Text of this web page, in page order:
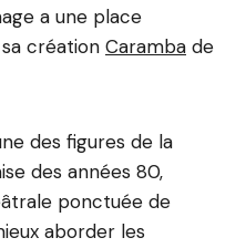
a une place
création Caramba de
des figures de la
des années 80,
ponctuée de
aborder les